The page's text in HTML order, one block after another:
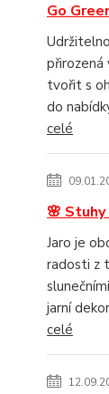
Go
přirozená
tvořit s
do
celé
🌸
Jaro je
radosti z
jarní
celé